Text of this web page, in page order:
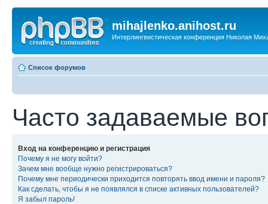
mihajlenko.anihost.ru
Интерлингвистическая конференция Николая
Список форумов
Часто задаваемые
Вход на конференцию и регистрация
Почему я не могу войти?
Зачем мне вообще нужно регистрироваться?
Почему мне периодически приходится повторять ввод имени и пароля?
Как сделать, чтобы я не появлялся в списке активных пользователей?
Я забыл пароль!